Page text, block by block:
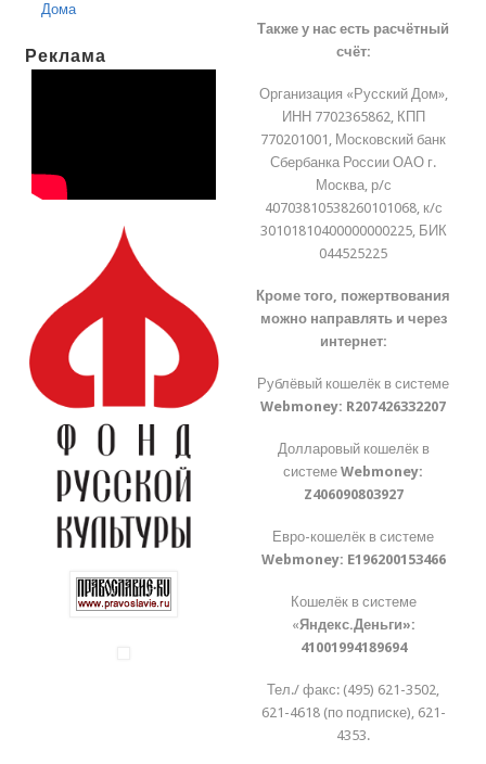
Дома
Реклама
Также у нас есть расчётный
счёт:
Организация «Русский Дом»,
ИНН 7702365862, КПП
770201001, Московский банк
Сбербанка России ОАО г.
Москва, р/с
40703810538260101068, к/с
30101810400000000225, БИК
044525225
Кроме того, пожертвования
можно направлять и через
интернет:
Рублёвый кошелёк в системе
Webmoney: R207426332207
Долларовый кошелёк в
системеWebmoney:
Z406090803927
Евро-кошелёк в системе
Webmoney: E196200153466
Кошелёк в системе
«Яндекс.Деньги»:
41001994189694
Тел./ факс: (495) 621-3502,
621-4618 (по подписке), 621-
4353.